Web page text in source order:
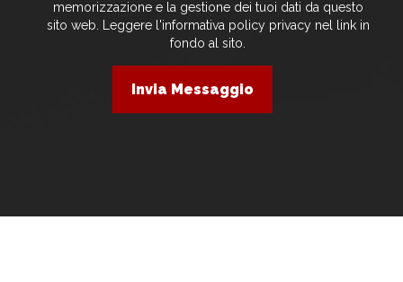
memorizzazione e la gestione dei tuoi dati da questo
sito web. Leggere l'informativa policy privacy nel link in
fondo al sito.